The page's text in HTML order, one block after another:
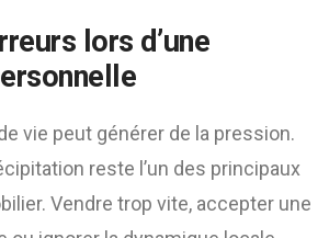
lors d’une
vie peut générer de la pression.
reste l’un des principaux
Vendre trop vite, accepter une